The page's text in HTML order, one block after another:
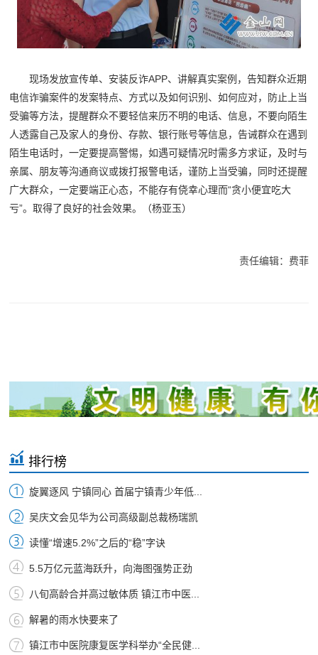
现场发放宣传单、安装反诈APP、讲解真实案例，告知群众近期
电信诈骗案件的发案特点、方式以及如何识别、如何应对，防止上当
受骗等方法，提醒群众不要轻信来历不明的电话、信息，不要向陌生
人透露自己及家人的身份、存款、银行账号等信息，告诫群众在遇到
陌生电话时，一定要提高警惕，如遇可疑情况时需多方求证，及时与
亲属、朋友等沟通商议或拨打报警电话，谨防上当受骗，同时还提醒
广大群众，一定要端正心态，不能存有侥幸心理而“贪小便宜吃大
亏”。取得了良好的社会效果。（杨亚玉）
责任编辑：费菲
排行榜
旋翼逐风 宁镇同心 首届宁镇青少年低...
吴庆文会见华为公司高级副总裁杨瑞凯
读懂“增速5.2%”之后的“稳”字诀
5.5万亿元蓝海跃升，向海图强势正劲
八旬高龄合并高过敏体质 镇江市中医...
解暑的雨水快要来了
镇江市中医院康复医学科举办“全民健...